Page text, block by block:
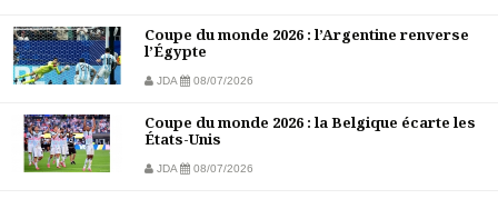
Coupe du monde 2026 : l’Argentine renverse
l’Égypte
JDA 08/07/2026
Coupe du monde 2026 : la Belgique écarte les
États-Unis
JDA 08/07/2026